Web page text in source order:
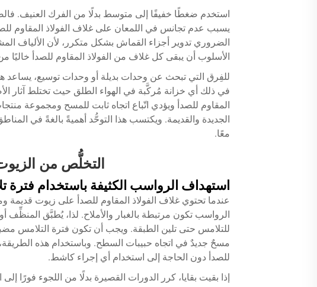
استخدم ضغطًا خفيفًا إلى متوسط بدلًا من الفرك العنيف.
يسبب عدم تجانس في اللمعان على غلاف الفولاذ المقاوم
الضروري تدوير أجزاء القماش بشكل متكرر، لأن الألياف
الأسلوب أن يبقى كل غلاف من الفولاذ المقاوم للصدأ خاليًا
للفِرق التي تبحث عن وحدات بديلة أو وحدات توسيع، يساعد
في ذلك أي خزانة مُركَّبة في الهواء الطلق حيث تختلط آثار
المقاوم للصدأ ويؤدي اتّباع اتجاه ثابت للمسح ومجموعة
الجديدة والقديمة. ويكتسب هذا التوحُّد أهميةً بالغةً في
معًا.
التخلُّص من
استهداف الرواسب الكثيفة باستخدام
عندما تحتوي غلاف الفولاذ المقاوم للصدأ على زيوت قديمة
الرواسب تكون مرتبطة بالغبار والأملاح. لذا، يُطبَّق
للتلامس حتى تلين الطبقة. ويجب أن تكون فترة التلامس
مسحٌ جديدٌ في اتجاه حبيبات السطح. وباستخدام هذه
للصدأ دون الحاجة إلى استخدام أي إجراء كاشط.
إذا بقيت بقايا، كرر الدورات القصيرة بدلًا من اللجوء فورًا